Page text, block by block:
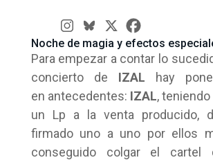
Noche de magia y efectos
Para empezar a contar lo
concierto de IZAL hay
en antecedentes: IZAL,
un Lp a la venta producido,
firmado uno a uno por ellos
conseguido colgar el cartel